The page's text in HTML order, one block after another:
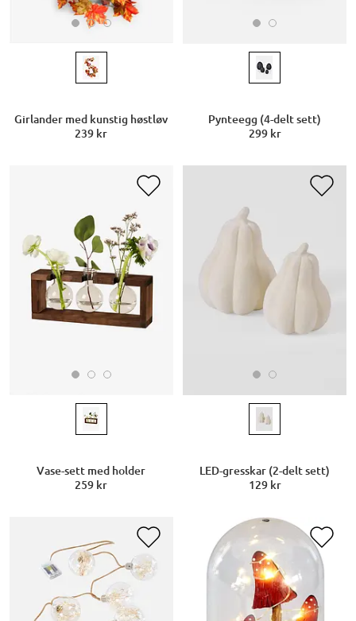
Girlander med kunstig høstløv
239 kr
Pynteegg (4-delt sett)
299 kr
Vase-sett med holder
259 kr
LED-gresskar (2-delt sett)
129 kr